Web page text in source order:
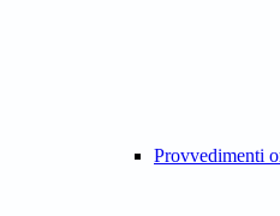
Provvedimenti